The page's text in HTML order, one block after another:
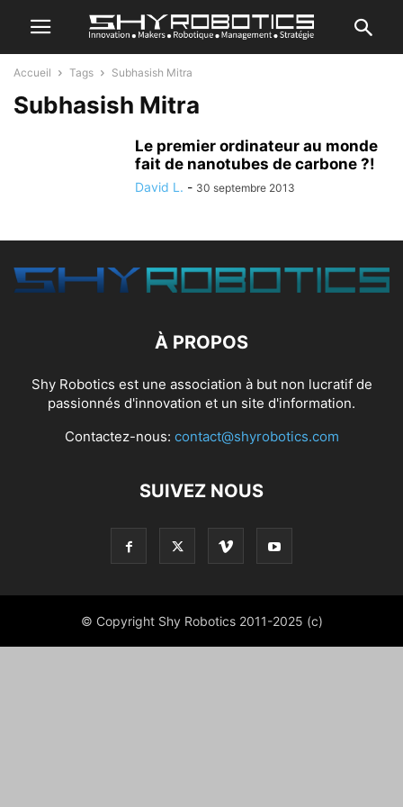
Accueil Tags Subhasish Mitra
Subhasish Mitra
Le premier ordinateur au monde
fait de nanotubes de carbone ?!
David L. - 30 septembre 2013
À PROPOS
Shy Robotics est une association à but non lucratif de
passionnés d'innovation et un site d'information.
Contactez-nous: contact@shyrobotics.com
SUIVEZ NOUS
© Copyright Shy Robotics 2011-2025 (c)